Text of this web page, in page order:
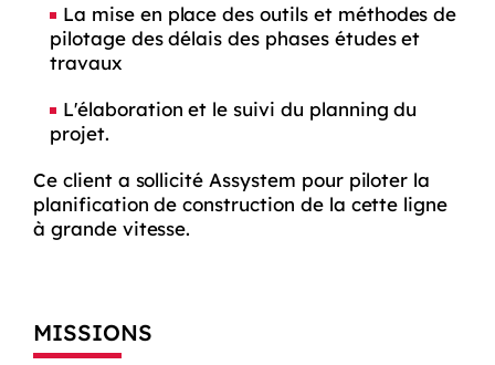
La mise en place des outils et méthodes de
pilotage des délais des phases études et
travaux
L'élaboration et le suivi du planning du
projet.
Ce client a sollicité Assystem pour piloter la
planification de construction de la cette ligne
à grande vitesse.
MISSIONS